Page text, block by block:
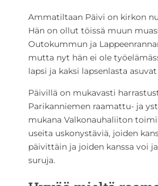
Ammatiltaan Päivi on kirkon
Hän on ollut töissä muun
Outokummun ja
mutta nyt hän ei ole
lapsi ja kaksi lapsenlasta
Päivillä on mukavasti
Parikanniemen raamattu- ja
mukana Valkonauhaliiton
useita uskonystäviä, joiden
päivittäin ja joiden kanssa voi
suruja.